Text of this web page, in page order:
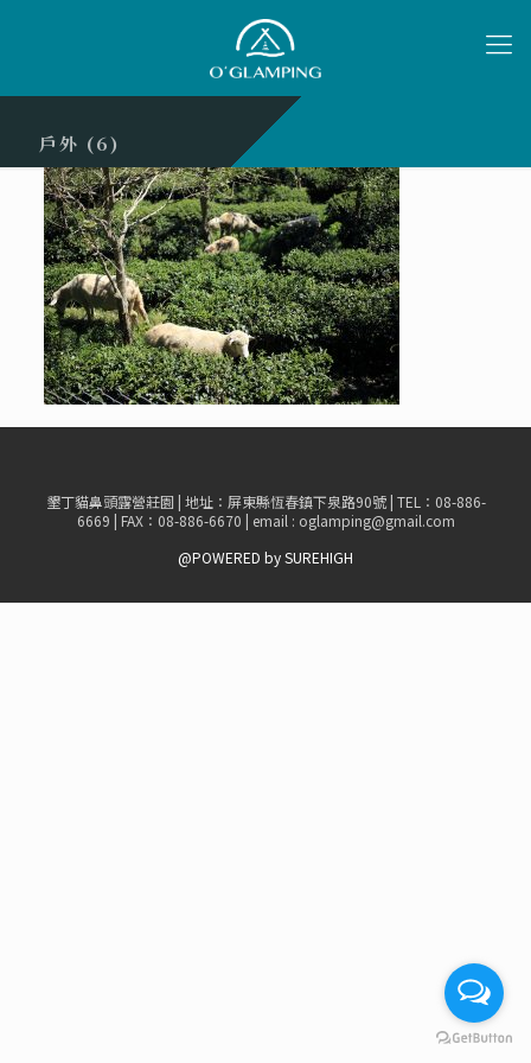
戶外 (6)
墾丁貓鼻頭露營莊園 | 地址：屏東縣恆春鎮下泉路90號 | TEL：08-886-
6669 | FAX：08-886-6670 | email : oglamping@gmail.com
@POWERED by SUREHIGH